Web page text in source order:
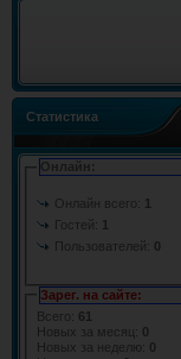
Статистика
Онлайн:
Онлайн всего: 1
Гостей: 1
Пользователей: 0
Зарег. на сайте:
Всего: 61
Новых за месяц: 0
Новых за неделю: 0